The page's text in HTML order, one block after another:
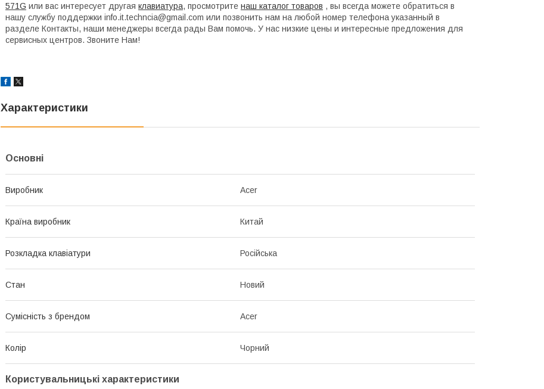
571G или вас интересует другая клавиатура, просмотрите наш каталог товаров , вы всегда можете обратиться в
нашу службу поддержки info.it.techncia@gmail.com или позвонить нам на любой номер телефона указанный в
разделе Контакты, наши менеджеры всегда рады Вам помочь. У нас низкие цены и интересные предложения для
сервисных центров. Звоните Нам!
Характеристики
Основні
Виробник Acer
Країна виробник Китай
Розкладка клавіатури Російська
Стан Новий
Сумісність з брендом Acer
Колір Чорний
Користувальницькі характеристики